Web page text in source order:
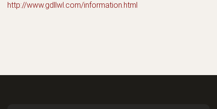
http://www.gdllwl.com/information.html